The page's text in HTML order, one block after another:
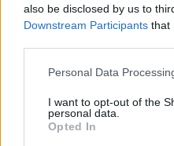
also be disclosed by us to
Downstream Participants that
Personal Data
I want to opt-out of the
personal data.
Opted In
Descuent
o
paquetes
planta
mágica
retro -
[MA] Elige
tu propio
árbol